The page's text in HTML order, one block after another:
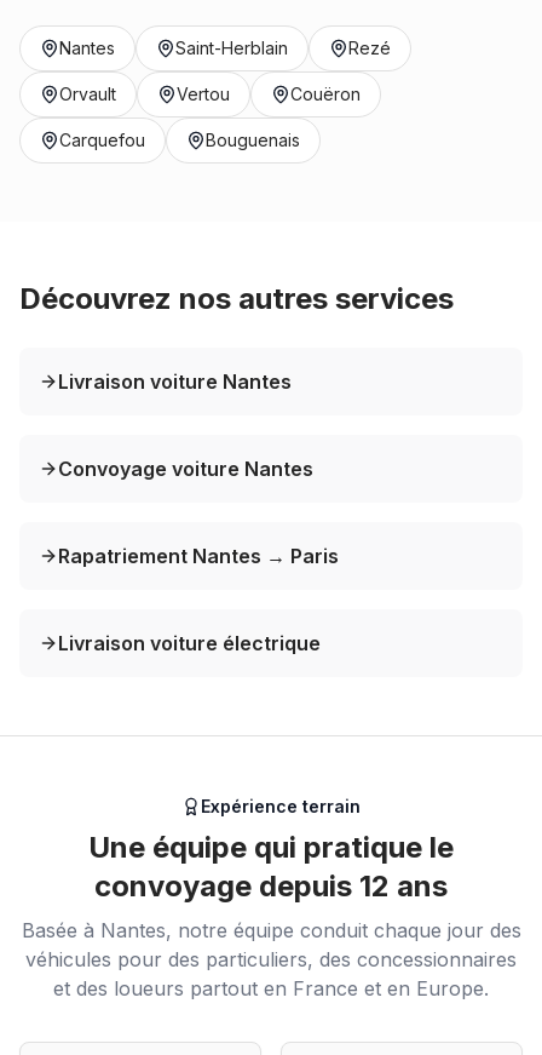
Nantes Saint-Herblain Rezé
Orvault Vertou Couëron
Carquefou Bouguenais
Découvrez nos autres services
Livraison voiture Nantes
Convoyage voiture Nantes
Rapatriement Nantes → Paris
Livraison voiture électrique
Expérience terrain
Une équipe qui pratique le
convoyage depuis 12 ans
Basée à Nantes, notre équipe conduit chaque jour des
véhicules pour des particuliers, des concessionnaires
et des loueurs partout en France et en Europe.